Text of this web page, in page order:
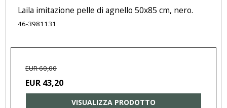
Laila imitazione pelle di agnello 50x85 cm, nero.
46-3981131
EUR 60,00
EUR 43,20
VISUALIZZA PRODOTTO